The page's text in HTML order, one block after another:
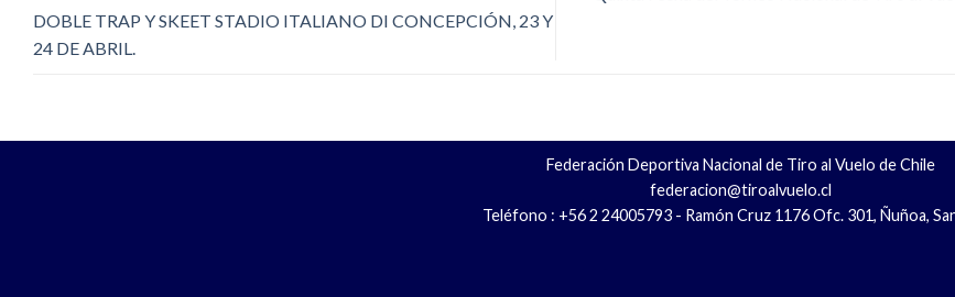
DOBLE TRAP Y SKEET STADIO ITALIANO DI CONCEPCIÓN, 23 Y
24 DE ABRIL.
Federación Deportiva Nacional de Tiro al Vuelo de Chile
federacion@tiroalvuelo.cl
Teléfono : +56 2 24005793 - Ramón Cruz 1176 Ofc. 301, Ñuñoa,